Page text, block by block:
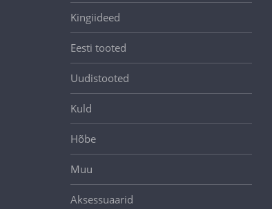
Kingiideed
Eesti tooted
Uudistooted
Kuld
Hõbe
Muu
Aksessuaarid